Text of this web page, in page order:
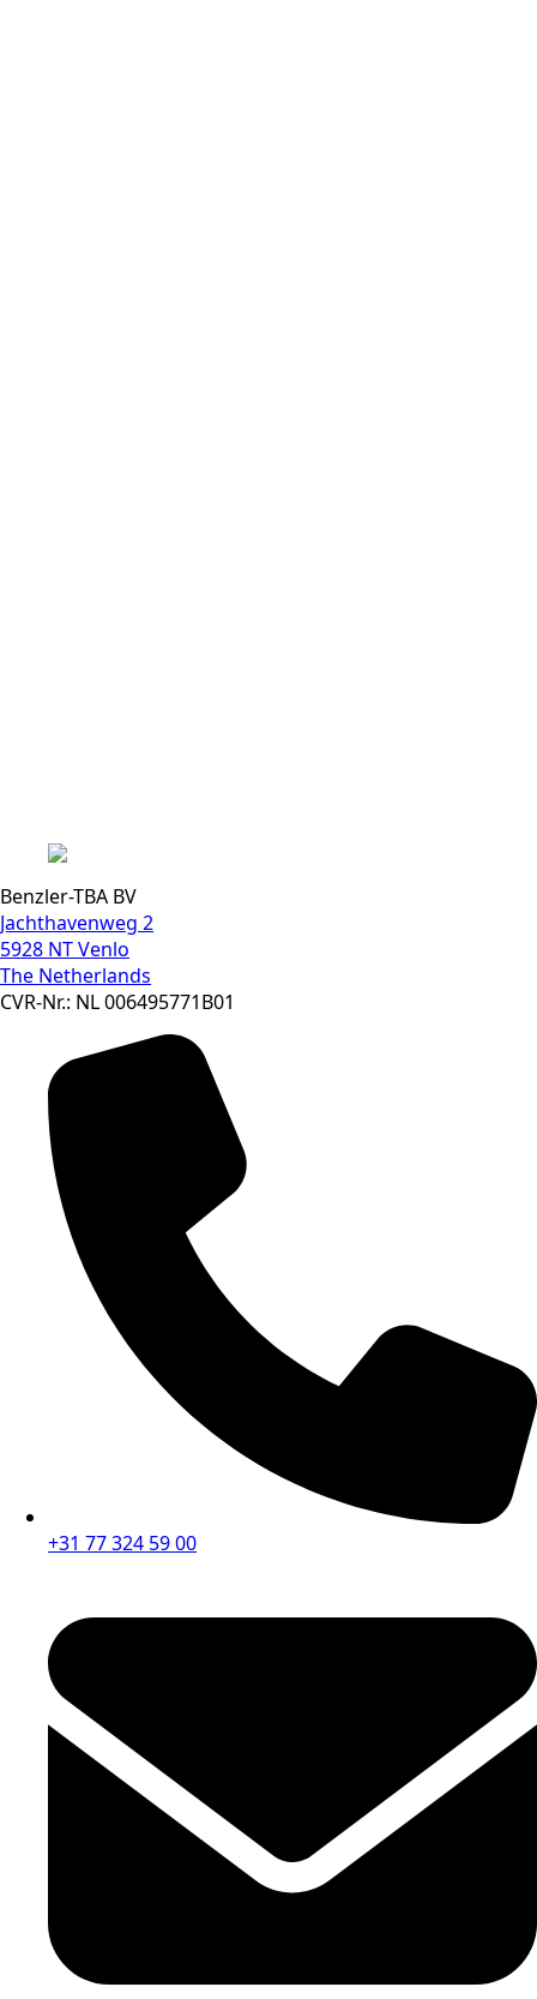
Benzler-TBA BV
Jachthavenweg 2
5928 NT Venlo
The Netherlands
CVR-Nr.: NL 006495771B01
+31 77 324 59 00